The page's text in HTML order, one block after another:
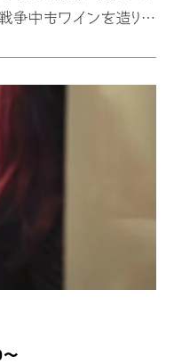
争中もワインを造り続
隣国との軍事衝突が続
ことが多いが、実は知
つだ。レバノンワイン
千年前ともされ、現在
る。レバノン南部では
も発⾒されている。本
〜